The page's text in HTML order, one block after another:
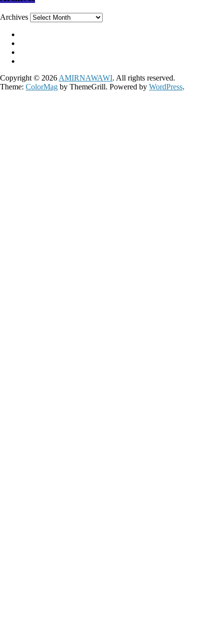
Archives
Copyright © 2026 AMIRNAWAWI. All rights reserved.
Theme: ColorMag by ThemeGrill. Powered by WordPress.